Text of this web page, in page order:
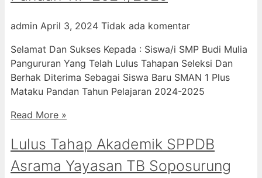
admin April 3, 2024 Tidak ada komentar
Selamat Dan Sukses Kepada : Siswa/i SMP Budi Mulia
Pangururan Yang Telah Lulus Tahapan Seleksi Dan
Berhak Diterima Sebagai Siswa Baru SMAN 1 Plus
Mataku Pandan Tahun Pelajaran 2024-2025
Read More »
Lulus Tahap Akademik SPPDB
Asrama Yayasan TB Soposurung